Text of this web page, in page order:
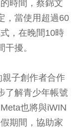
時間，蔡錦文
，當使用超過60
，在晚間10時
擾。
子創作者合作
了解青少年帳號
也將與iWIN
期間，協助家